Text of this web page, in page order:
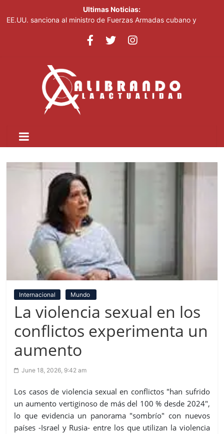
Ultimas Noticias:
EE.UU. sanciona al ministro de Fuerzas Armadas cubano y
Fellito Suberví supervisa avance de trabajos en cañada Juan
José en Santo Domingo Norte
México reforzará seguridad tras suspensión de envíos de
aguacate a EE.UU.
Arrestan a tres personas, ocupan armas de distintos calibres en
allanamientos en Barahona
Internacional Mundo
La violencia sexual en los
conflictos experimenta un
aumento
June 18, 2026, 9:42 am
Los casos de violencia sexual en conflictos "han sufrido
un aumento vertiginoso de más del 100 % desde 2024",
lo que evidencia un panorama "sombrío" con nuevos
países -Israel y Rusia- entre los que utilizan la violencia